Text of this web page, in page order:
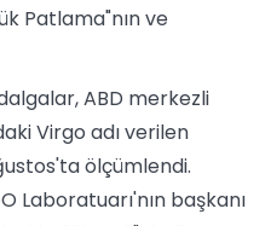
Patlama"nın ve
ABD merkezli
Virgo adı verilen
ölçümlendi.
Laboratuarı'nın başkanı